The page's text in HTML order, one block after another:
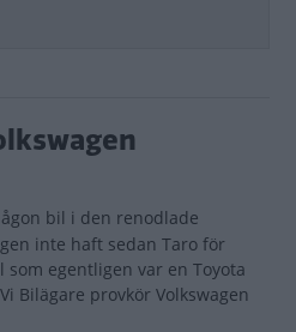
bil i den renodlade
inte haft sedan Taro för
egentligen var en Toyota
Bilägare provkör Volkswagen